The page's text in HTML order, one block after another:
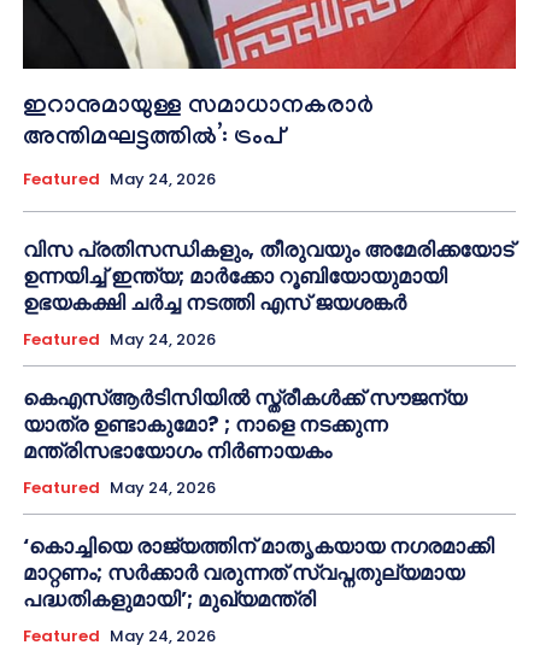
ഇറാനുമായുള്ള സമാധാനകരാർ
അന്തിമഘട്ടത്തിൽ‌’: ട്രംപ്
Featured May 24, 2026
വിസ പ്രതിസന്ധികളും, തീരുവയും അമേരിക്കയോട്
ഉന്നയിച്ച് ഇന്ത്യ; മാർക്കോ റൂബിയോയുമായി
ഉഭയകക്ഷി ചർച്ച നടത്തി എസ് ജയശങ്കർ
Featured May 24, 2026
കെഎസ്ആർടിസിയിൽ സ്ത്രീകൾക്ക് സൗജന്യ
യാത്ര ഉണ്ടാകുമോ? ; നാളെ നടക്കുന്ന
മന്ത്രിസഭായോഗം നിർണായകം
Featured May 24, 2026
‘കൊച്ചിയെ രാജ്യത്തിന് മാതൃകയായ നഗരമാക്കി
മാറ്റണം; സർക്കാർ വരുന്നത് സ്വപ്നതുല്യമായ
പദ്ധതികളുമായി’; മുഖ്യമന്ത്രി
Featured May 24, 2026